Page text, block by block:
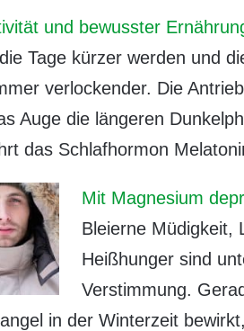
und bewusster
Tage kürzer werden und
verlockender. Die
Auge die längeren
das Schlafhormon
Mit Magnesium
Bleierne Müdigkeit,
Heißhunger sind
Verstimmung.
in der Winterzeit